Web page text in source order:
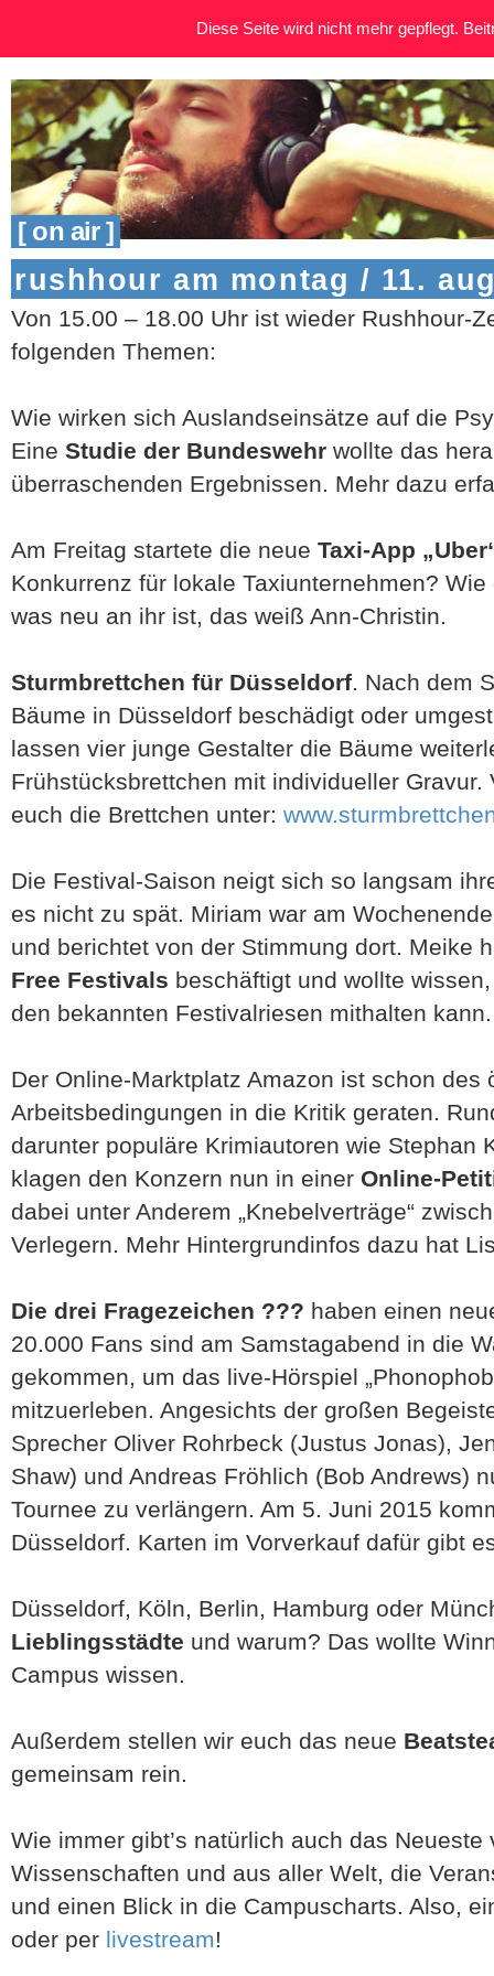
[ on air ]
rushhour am montag / 11.
Von 15.00 – 18.00 Uhr ist wieder Rushhour-
folgenden Themen:
Wie wirken sich Auslandseinsätze auf die
Eine Studie der Bundeswehr wollte das
überraschenden Ergebnissen. Mehr dazu
Am Freitag startete die neue Taxi-App
Konkurrenz für lokale Taxiunternehmen?
was neu an ihr ist, das weiß Ann-Christin.
Sturmbrettchen für Düsseldorf. Nach dem
Bäume in Düsseldorf beschädigt oder
lassen vier junge Gestalter die Bäume
Frühstücksbrettchen mit individueller Gravur.
euch die Brettchen unter:
Die Festival-Saison neigt sich so langsam
es nicht zu spät. Miriam war am
und berichtet von der Stimmung dort. Meike
Free Festivals beschäftigt und wollte
den bekannten Festivalriesen mithalten kann.
Der Online-Marktplatz Amazon ist schon des
Arbeitsbedingungen in die Kritik geraten.
darunter populäre Krimiautoren wie Stephan
klagen den Konzern nun in einer Online-
dabei unter Anderem „Knebelverträge“
Verlegern. Mehr Hintergrundinfos dazu hat
Die drei Fragezeichen ??? haben einen
20.000 Fans sind am Samstagabend in die
gekommen, um das live-Hörspiel
mitzuerleben. Angesichts der großen
Sprecher Oliver Rohrbeck (Justus Jonas),
Shaw) und Andreas Fröhlich (Bob Andrews)
Tournee zu verlängern. Am 5. Juni 2015
Düsseldorf. Karten im Vorverkauf dafür gibt
Düsseldorf, Köln, Berlin, Hamburg oder
Lieblingsstädte und warum? Das wollte
Campus wissen.
Außerdem stellen wir euch das neue
gemeinsam rein.
Wie immer gibt’s natürlich auch das
Wissenschaften und aus aller Welt, die
und einen Blick in die Campuscharts. Also,
oder per livestream!
Diese Seite wird nicht mehr gepflegt.